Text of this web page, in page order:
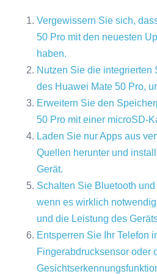
Vergewissern Sie sich,
50 Pro mit den neuesten
haben.
Nutzen Sie die integrierten
des Huawei Mate 50 Pro,
Erweitern Sie den
50 Pro mit einer microSD-
Laden Sie nur Apps aus
Quellen herunter und
Gerät.
Schalten Sie Bluetooth
wenn es wirklich
und die Leistung des
Entsperren Sie Ihr Telefon
Fingerabdrucksensor oder